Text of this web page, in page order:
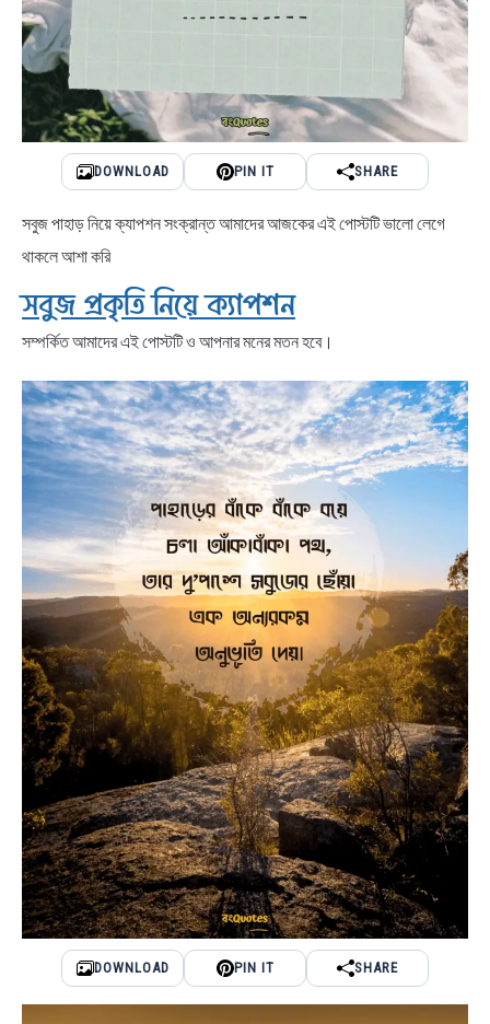
DOWNLOAD PIN IT SHARE
সবুজ পাহাড় নিয়ে ক্যাপশন সংক্রান্ত আমাদের আজকের এই পোস্টটি ভালো লেগে
থাকলে আশা করি
সবুজ প্রকৃতি নিয়ে ক্যাপশন
সম্পর্কিত আমাদের এই পোস্টটি ও আপনার মনের মতন হবে।
DOWNLOAD PIN IT SHARE